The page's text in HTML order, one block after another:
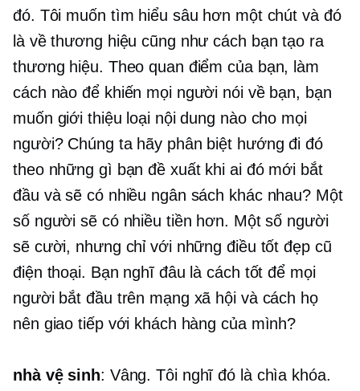
đó. Tôi muốn tìm hiểu sâu hơn một chút và đó
là về thương hiệu cũng như cách bạn tạo ra
thương hiệu. Theo quan điểm của bạn, làm
cách nào để khiến mọi người nói về bạn, bạn
muốn giới thiệu loại nội dung nào cho mọi
người? Chúng ta hãy phân biệt hướng đi đó
theo những gì bạn đề xuất khi ai đó mới bắt
đầu và sẽ có nhiều ngân sách khác nhau? Một
số người sẽ có nhiều tiền hơn. Một số người
sẽ cười, nhưng chỉ với những điều tốt đẹp cũ
điện thoại. Bạn nghĩ đâu là cách tốt để mọi
người bắt đầu trên mạng xã hội và cách họ
nên giao tiếp với khách hàng của mình?
nhà vệ sinh: Vâng. Tôi nghĩ đó là chìa khóa.